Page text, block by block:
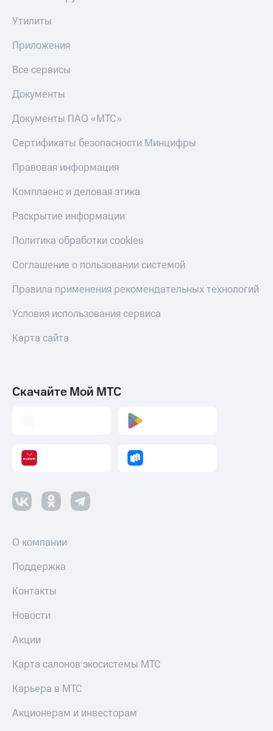
Утилиты
Приложения
Все сервисы
Документы
Документы ПАО «МТС»
Сертификаты безопасности Минцифры
Правовая информация
Комплаенс и деловая этика
Раскрытие информации
Политика обработки cookies
Соглашение о пользовании системой
Правила применения рекомендательных технологий
Условия использования сервиса
Карта сайта
Скачайте Мой МТС
О компании
Поддержка
Контакты
Новости
Акции
Карта салонов экосистемы МТС
Карьера в МТС
Акционерам и инвесторам